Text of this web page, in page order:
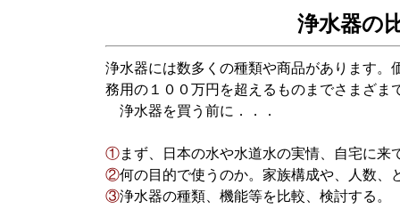
浄水器の
浄水器には数多くの種類や商品があります
務用の１００万円を超えるものまでさまざ
浄水器を買う前に．．．
①まず、日本の水や水道水の実情、自宅に来
②何の目的で使うのか。家族構成や、人数、
③浄水器の種類、機能等を比較、検討する。